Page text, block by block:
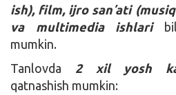
ish), film, ijro sanʼati
va multimedia ishlari
mumkin.
Tanlovda 2 xil yosh
qatnashish mumkin: